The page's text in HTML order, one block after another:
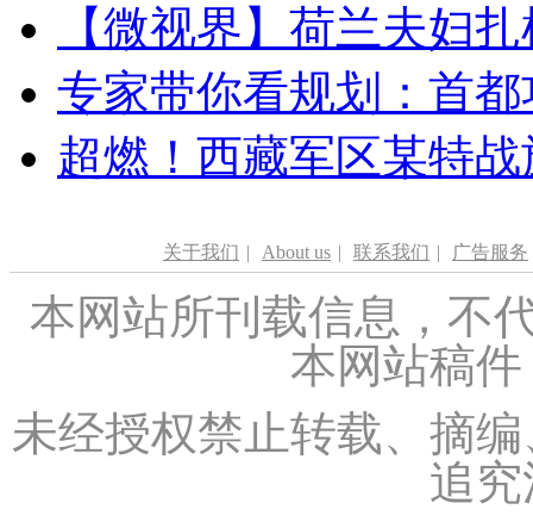
【微视界】荷兰夫妇
专家带你看规划：首
超燃！西藏军区某特
关于我们 | About us | 联系我们 | 广告服务
本网站所刊载信息，不
本网站稿
未经授权禁止转载、摘
追